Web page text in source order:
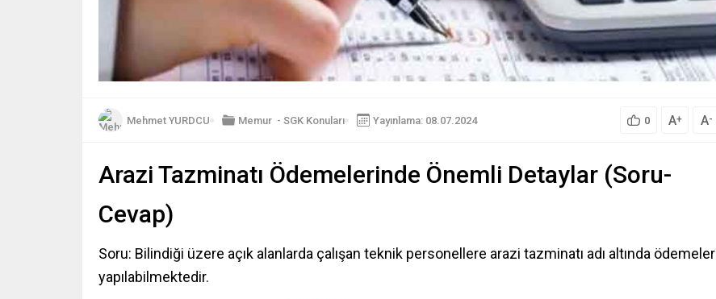
Mehmet YURDCU Memur - SGK Konuları Yayınlama: 08.07.2024 0 A+ A-
Arazi Tazminatı Ödemelerinde Önemli Detaylar (Soru-
Cevap)
Soru: Bilindiği üzere açık alanlarda çalışan teknik personellere arazi tazminatı adı altında ödemeler
yapılabilmektedir.